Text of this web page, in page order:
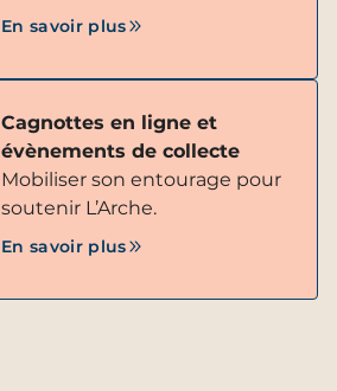
En savoir plus
Cagnottes en ligne et
évènements de collecte
Mobiliser son entourage pour
soutenir L’Arche.
En savoir plus